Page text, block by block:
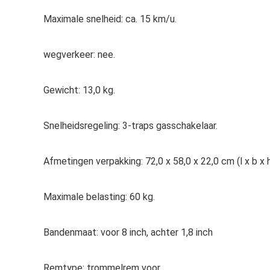
Maximale snelheid: ca. 15 km/u.
wegverkeer: nee.
Gewicht: 13,0 kg.
Snelheidsregeling: 3-traps gasschakelaar.
Afmetingen verpakking: 72,0 x 58,0 x 22,0 cm (l x b x
Maximale belasting: 60 kg.
Bandenmaat: voor 8 inch, achter 1,8 inch